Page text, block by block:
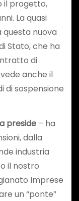
il progetto,
La quasi
nuova
Stato, che ha
di
anche il
di sospensione
preside – ha
dalla
industria
il nostro
Imprese
un “ponte”